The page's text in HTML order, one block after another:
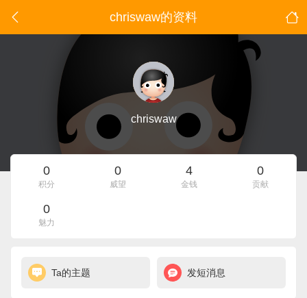
chriswaw的资料
chriswaw
0
积分
0
威望
4
金钱
0
贡献
0
魅力
Ta的主题 发短消息